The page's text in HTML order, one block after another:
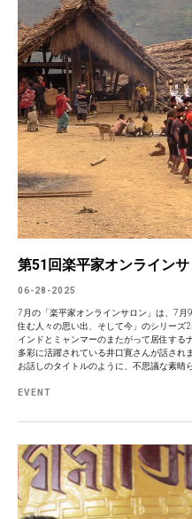
第51回楽平家オンラインサ
06-28-2025
7月の「楽平家オンラインサロン」は、7
住む人々の思い出、そして今」のシリーズ2
インドとミャンマーのまたがって居住する
多彩に活躍されている井口寛さんが話されま
お話しのタイトルのように、不思議な素晴
EVENT